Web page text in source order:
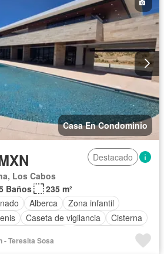
Casa En Condominio
Destacado
Los Cabos
Baños
235 m²
Alberca
Zona infantil
Caseta de vigilancia
Cisterna
Cuarto de servicio
Estacionamiento
- Teresita Sosa